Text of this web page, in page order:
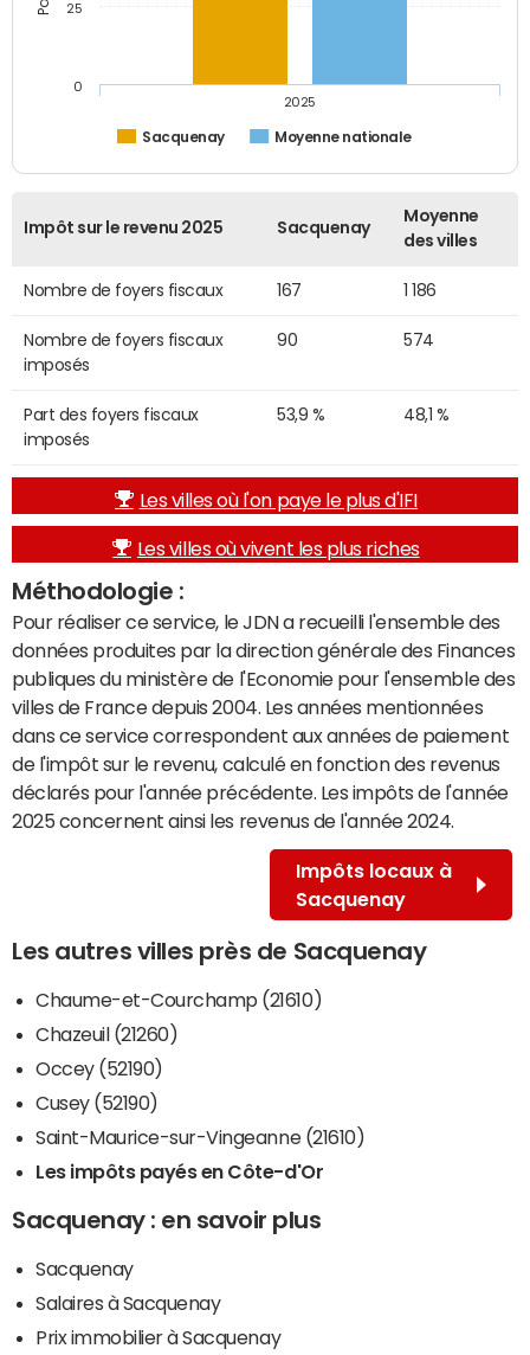
Sacquenay Moyenne nationale
2025
0
25
Impôt sur le revenu 2025 Sacquenay
Moyenne
des villes
Nombre de foyers fiscaux 167 1 186
Nombre de foyers fiscaux
imposés
90 574
Part des foyers fiscaux
imposés
53,9 % 48,1 %
Les villes où l'on paye le plus d'IFI
Les villes où vivent les plus riches
Méthodologie :
Pour réaliser ce service, le JDN a recueilli l'ensemble des
données produites par la direction générale des Finances
publiques du ministère de l'Economie pour l'ensemble des
villes de France depuis 2004. Les années mentionnées
dans ce service correspondent aux années de paiement
de l'impôt sur le revenu, calculé en fonction des revenus
déclarés pour l'année précédente. Les impôts de l'année
2025 concernent ainsi les revenus de l'année 2024.
Impôts locaux à
Sacquenay
Les autres villes près de Sacquenay
Chaume-et-Courchamp (21610)
Chazeuil (21260)
Occey (52190)
Cusey (52190)
Saint-Maurice-sur-Vingeanne (21610)
Les impôts payés en Côte-d'Or
Sacquenay : en savoir plus
Sacquenay
Salaires à Sacquenay
Prix immobilier à Sacquenay